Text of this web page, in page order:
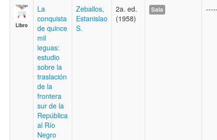
Contacto
Iniciar sesión
Libro
La
conquista
de quince
mil
leguas:
estudio
sobre la
traslación
de la
frontera
sur de la
República
al Río
Negro
Zeballos,
Estanislao
S.
2a. ed.
(1958)
Sala